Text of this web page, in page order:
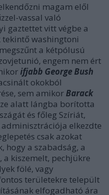
magam elől
vassal való
gaztettet vitt végbe a
tekintő washingtoni
a kétpólusú
engem nem ért
ifjabb George Bush
okokból
sem amikor Barack
alatt lángba borította
és főleg Szíriát,
adminisztrációja elkezdte
csak azokat
hogy a szabadság, a
a kiszemelt, pechjükre
fölé, vagy
területekre települt
elfogadható ára